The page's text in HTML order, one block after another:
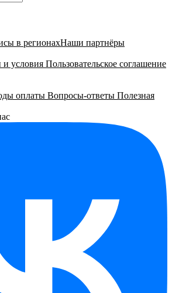
в регионахНаши партнёры
и условия Пользовательское соглашение
оплаты Вопросы-ответы Полезная